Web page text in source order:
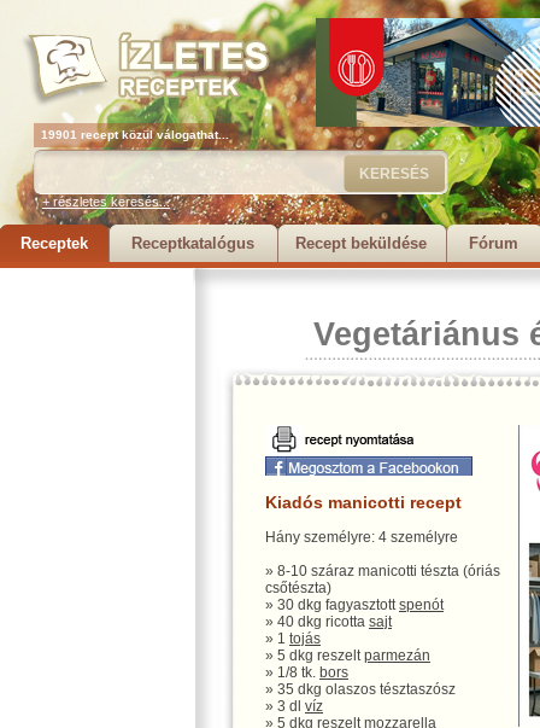
19901 recept közül válogathat...
+ részletes keresés...
Receptek Receptkatalógus Recept beküldése Fórum
Vegetáriánus
Kiadós manicotti recept
Hány személyre: 4 személyre
» 8-10 száraz manicotti tészta (óriás
csőtészta)
» 30 dkg fagyasztottspenót
» 40 dkg ricotta sajt
» 1 tojás
» 5 dkg reszeltparmezán
» 1/8 tk. bors
» 35 dkg olaszos tésztaszósz
» 3 dl víz
» 5 dkg reszeltmozzarella